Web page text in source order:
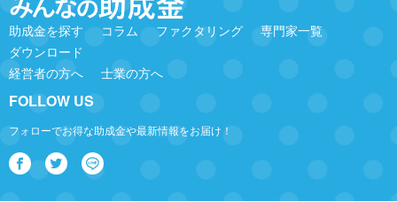
助成金を探す コラム ファクタリング
専門家一覧
ダウンロード
経営者の方へ
士業の方へ
FOLLOW US
フォローでお得な助成金や最新情報をお届け！